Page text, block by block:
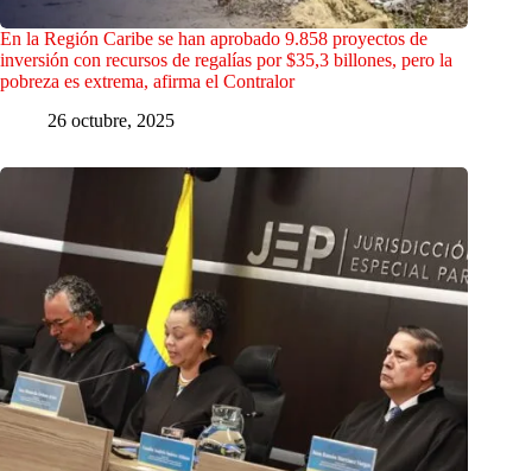
En la Región Caribe se han aprobado 9.858 proyectos de
inversión con recursos de regalías por $35,3 billones, pero la
pobreza es extrema, afirma el Contralor
26 octubre, 2025